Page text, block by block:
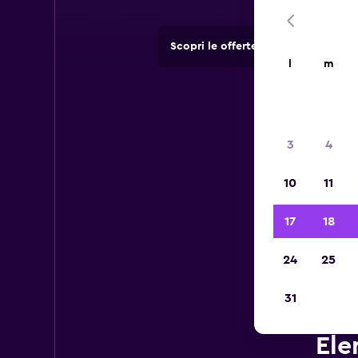
Scopri le offerte di agenzie di
m
3 4
10 11
17 18
24 25
31